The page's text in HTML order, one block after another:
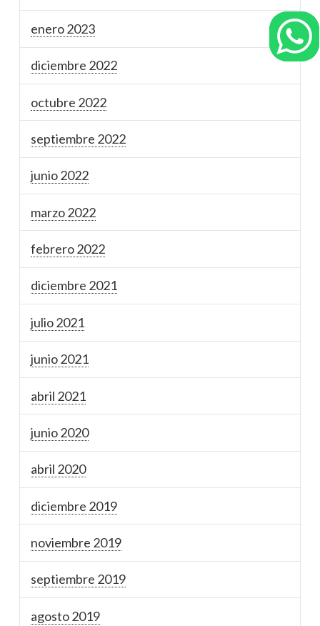
enero 2023
diciembre 2022
octubre 2022
septiembre 2022
junio 2022
marzo 2022
febrero 2022
diciembre 2021
julio 2021
junio 2021
abril 2021
junio 2020
abril 2020
diciembre 2019
noviembre 2019
septiembre 2019
agosto 2019